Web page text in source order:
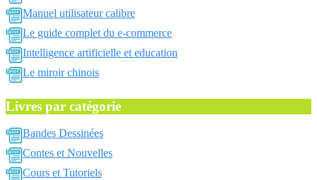
Manuel utilisateur calibre
Le guide complet du e-commerce
Intelligence artificielle et education
Le miroir chinois
Livres par catégorie
Bandes Dessinées
Contes et Nouvelles
Cours et Tutoriels